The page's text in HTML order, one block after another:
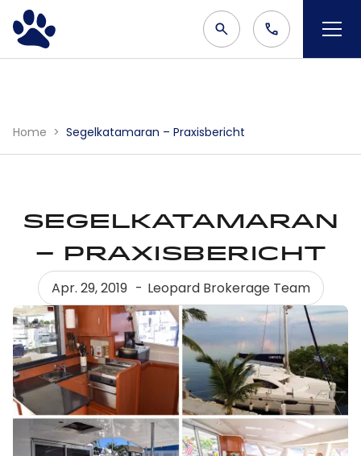
Home Segelkatamaran – Praxisbericht
Segelkatamaran
– Praxisbericht
Apr. 29, 2019 Leopard Brokerage Team